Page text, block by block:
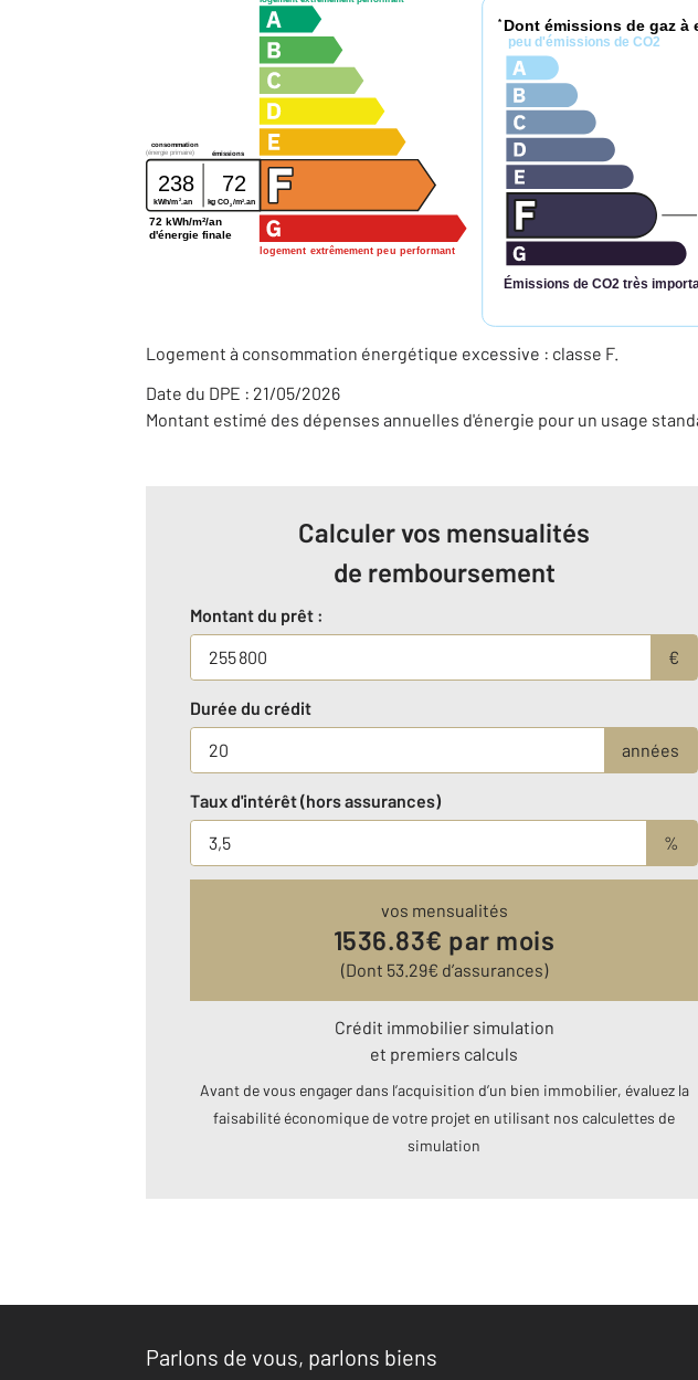
logement extrêmement peu performant
consommation
émissions
(énergie primaire)
238 72
kWh/m 2 .an kg CO2/m2 .an
72 kWh/m²/an
d'énergie finale
* Dont émissions de gaz à
peu d'émissions de CO2
Émissions de CO2 très
Logement à consommation énergétique excessive : classe F.
Date du DPE : 21/05/2026
Montant estimé des dépenses annuelles d'énergie pour un usage
Calculer vos mensualités
de remboursement
Montant du prêt :
€
Durée du crédit
années
Taux d'intérêt (hors assurances)
%
vos mensualités
1536.83€ par mois
(Dont 53.29€ d’assurances)
Crédit immobilier simulation
et premiers calculs
Avant de vous engager dans l’acquisition d’un bien immobilier, évaluez la
faisabilité économique de votre projet en utilisant nos calculettes de
simulation
Parlons de vous, parlons biens